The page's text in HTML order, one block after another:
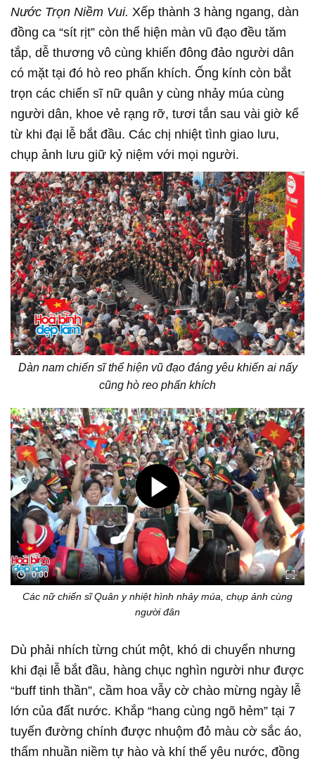
Nước Trọn Niềm Vui. Xếp thành 3 hàng ngang, dàn
đồng ca “sít rịt” còn thể hiện màn vũ đạo đều tăm
tắp, dễ thương vô cùng khiến đông đảo người dân
có mặt tại đó hò reo phấn khích. Ống kính còn bắt
trọn các chiến sĩ nữ quân y cùng nhảy múa cùng
người dân, khoe vẻ rạng rỡ, tươi tắn sau vài giờ kể
từ khi đại lễ bắt đầu. Các chị nhiệt tình giao lưu,
chụp ảnh lưu giữ kỷ niệm với mọi người.
Dàn nam chiến sĩ thể hiện vũ đạo đáng yêu khiến ai nấy
cũng hò reo phấn khích
0:00
Các nữ chiến sĩ Quân y nhiệt hình nhảy múa, chụp ảnh cùng
người đân
Dù phải nhích từng chút một, khó di chuyển nhưng
khi đại lễ bắt đầu, hàng chục nghìn người như được
“buff tinh thần”, cầm hoa vẫy cờ chào mừng ngày lễ
lớn của đất nước. Khắp “hang cùng ngõ hẻm” tại 7
tuyến đường chính được nhuộm đỏ màu cờ sắc áo,
thấm nhuần niềm tự hào và khí thế yêu nước, đồng